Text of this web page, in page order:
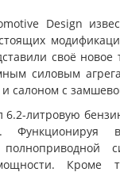
Design
своё новое
силовым
салоном с
литровую
Кроме